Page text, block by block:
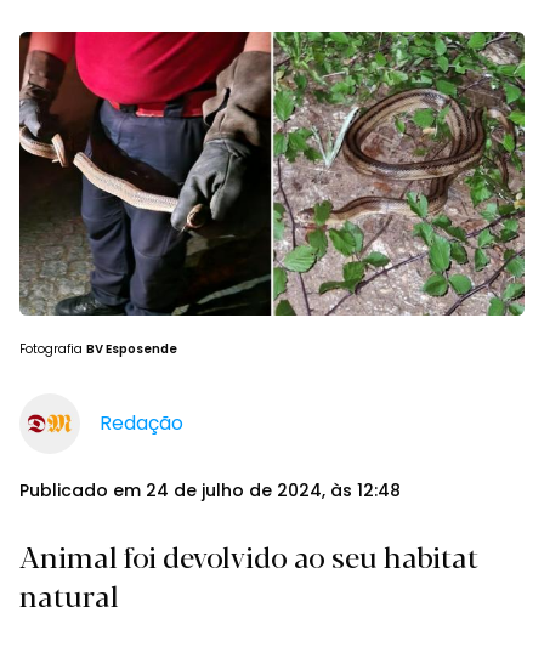
Fotografia BV Esposende
Redação
Publicado em 24 de julho de 2024, às 12:48
Animal foi devolvido ao seu habitat
natural